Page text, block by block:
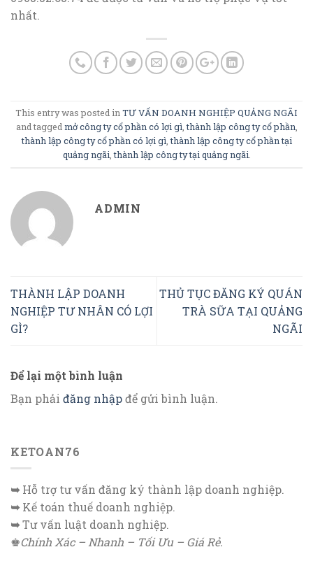
nhất.
This entry was posted in TƯ VẤN DOANH NGHIỆP QUẢNG NGÃI
and tagged mở công ty cổ phần có lợi gì ,thành lập công ty cổ phần
thành lập công ty cổ phần có lợi gì ,thành lập công ty cổ phần tại
quảng ngãi ,thành lập công ty tại quảng ngãi
ADMIN
THÀNH LẬP DOANH
NGHIỆP TƯ NHÂN CÓ LỢI
GÌ?
THỦ TỤC ĐĂNG KÝ QUÁN
TRÀ SỮA TẠI QUẢNG
NGÃI
Để lại một bình luận
Bạn phải đăng nhậpđể gửi bình luận.
KETOAN76
➥Hỗ trợ tư vấn đăng ký thành lập doanh nghiệp.
➥Kế toán thuế doanh nghiệp.
➥Tư vấn luật doanh nghiệp.
♚Chính Xác – Nhanh – Tối Ưu – Giá Rẻ.